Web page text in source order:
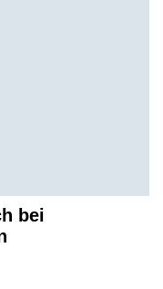
bei